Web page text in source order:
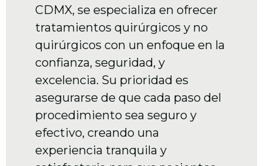
CDMX, se especializa en ofrecer
tratamientos quirúrgicos y no
quirúrgicos con un enfoque en la
confianza, seguridad, y
excelencia. Su prioridad es
asegurarse de que cada paso del
procedimiento sea seguro y
efectivo, creando una
experiencia tranquila y